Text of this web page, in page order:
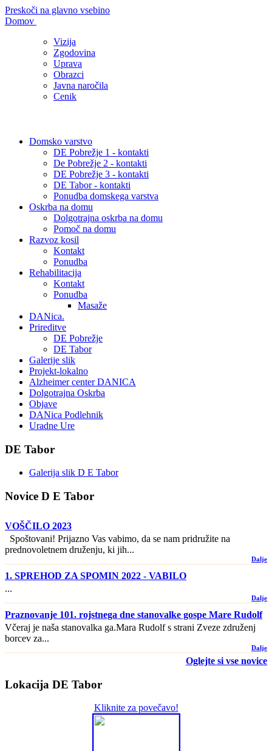
Preskoči na glavno vsebino
Domov
Vizija
Zgodovina
Uprava
Obrazci
Javna naročila
Cenik
Domsko varstvo
DE Pobrežje 1 - kontakti
De Pobrežje 2 - kontakti
DE Pobrežje 3 - kontakti
DE Tabor - kontakti
Ponudba domskega varstva
Oskrba na domu
Dolgotrajna oskrba na domu
Pomoč na domu
Razvoz kosil
Kontakt
Ponudba
Rehabilitacija
Kontakt
Ponudba
Masaže
DANica.
Prireditve
DE Pobrežje
DE Tabor
Galerije slik
Projekt-lokalno
Alzheimer center DANICA
Dolgotrajna Oskrba
Objave
DANica Podlehnik
Uradne Ure
DE Tabor
Galerija slik D E Tabor
Novice D E Tabor
VOŠČILO 2023
Spoštovani! Prijazno Vas vabimo, da se nam pridružite na
prednovoletnem druženju, ki jih...
Dalje
1. SPREHOD ZA SPOMIN 2022 - VABILO
...
Dalje
Praznovanje 101. rojstnega dne stanovalke gospe Mare Rudolf
Včeraj je naša stanovalka ga.Mara Rudolf s strani Zveze združenj
borcev za...
Dalje
Oglejte si vse novice
Lokacija DE Tabor
Kliknite za povečavo!